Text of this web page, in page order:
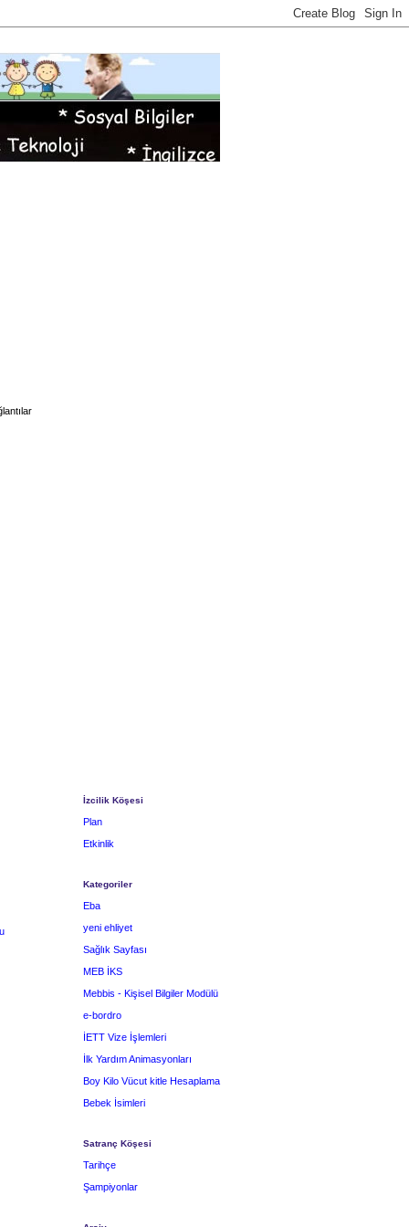
İzcilik Köşesi
Plan
Etkinlik
Kategoriler
Eba
yeni ehliyet
Sağlık Sayfası
MEB İKS
Mebbis - Kişisel Bilgiler Modülü
e-bordro
İETT Vize İşlemleri
İlk Yardım Animasyonları
Boy Kilo Vücut kitle Hesaplama
Bebek İsimleri
Satranç Köşesi
Tarihçe
Şampiyonlar